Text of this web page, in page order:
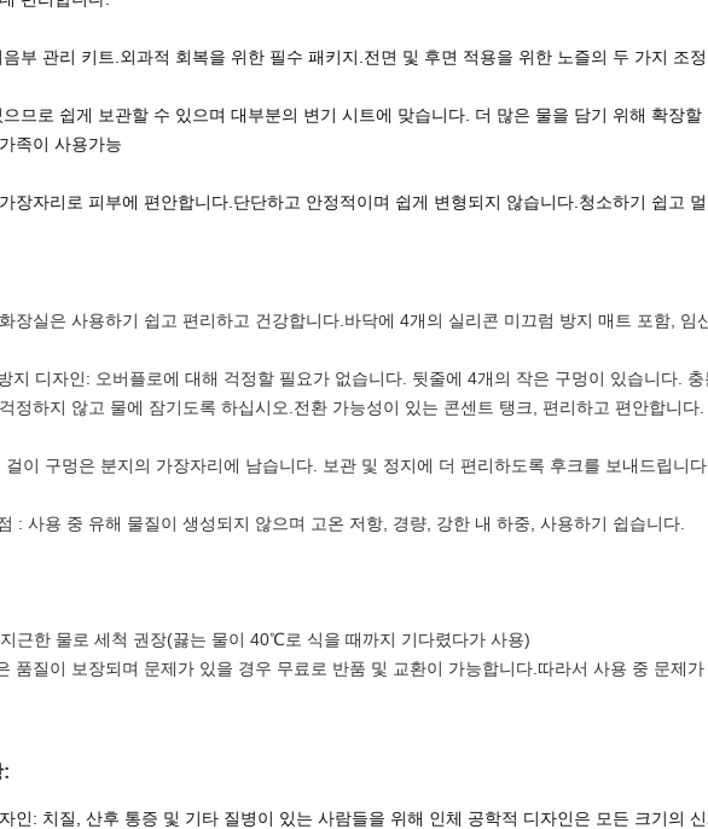
부 관리 키트.외과적 회복을 위한 필수 패키지.전면 및 후면 적용을 위한 노즐의 두 가지 조
으므로 쉽게 보관할 수 있으며 대부분의 변기 시트에 맞습니다. 더 많은 물을 담기 위해 확장
족이 사용가능
장자리로 피부에 편안합니다.단단하고 안정적이며 쉽게 변형되지 않습니다.청소하기 쉽고
장실은 사용하기 쉽고 편리하고 건강합니다.바닥에 4개의 실리콘 미끄럼 방지 매트 포함, 임
지 디자인: 오버플로에 대해 걱정할 필요가 없습니다. 뒷줄에 4개의 작은 구멍이 있습니다.
정하지 않고 물에 잠기도록 하십시오.전환 가능성이 있는 콘센트 탱크, 편리하고 편안합니다.
이 구멍은 분지의 가장자리에 남습니다. 보관 및 정지에 더 편리하도록 후크를 보내드립니다.
: 사용 중 유해 물질이 생성되지 않으며 고온 저항, 경량, 강한 내 하중, 사용하기 쉽습니다.
근한 물로 세척 권장(끓는 물이 40℃로 식을 때까지 기다렸다가 사용)
품질이 보장되며 문제가 있을 경우 무료로 반품 및 교환이 가능합니다.따라서 사용 중 문제
:
인: 치질, 산후 통증 및 기타 질병이 있는 사람들을 위해 인체 공학적 디자인은 모든 크기의 신